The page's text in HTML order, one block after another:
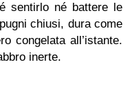
sentirlo né battere le
chiusi, dura come
congelata all’istante.
inerte.